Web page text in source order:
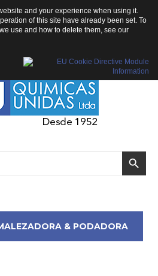
& PODADORA
and your experience when using it.
of this site have already been set. To
use and how to delete them, see our
Desmalezadora & Podadora: Desmalezadora ECHO RM-4300LA